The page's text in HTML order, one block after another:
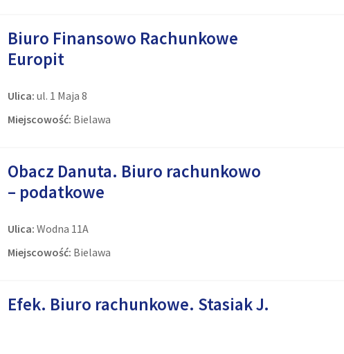
Biuro Finansowo Rachunkowe
Europit
Ulica: ul. 1 Maja 8
Miejscowość: Bielawa
Obacz Danuta. Biuro rachunkowo
– podatkowe
Ulica: Wodna 11A
Miejscowość: Bielawa
Efek. Biuro rachunkowe. Stasiak J.